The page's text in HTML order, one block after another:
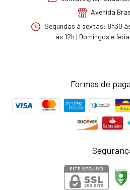
Avenida
Segundas à sextas: 8h30
às 12h | Domingos e
Formas de